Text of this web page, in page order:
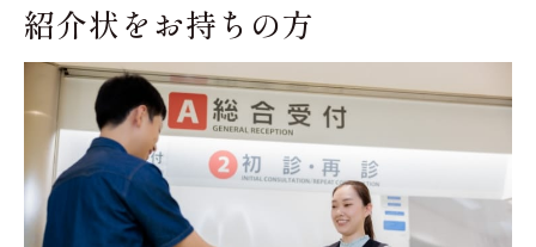
紹介状をお持ちの方